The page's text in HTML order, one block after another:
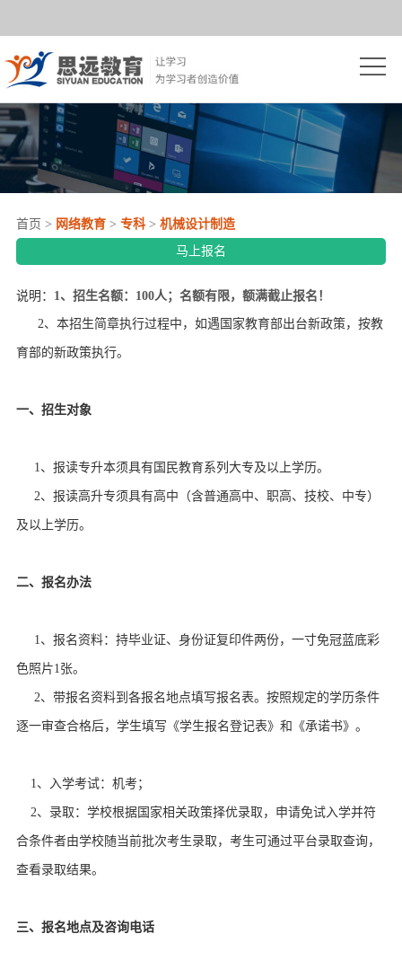
页
思
远
简
自
学
考
成
人
首页 > 网络教育> 专科> 机械设计制造
马上报名
说明： 1、招生名额：100人；名额有限，额满截止报名！
2、本招生简章执行过程中，如遇国家教育部出台新政策，按教
育部的新政策执行。
一、招生对象
1、报读专升本须具有国民教育系列大专及以上学历。
2、报读高升专须具有高中（含普通高中、职高、技校、中专）
及以上学历。
二、报名办法
1、报名资料：持毕业证、身份证复印件两份，一寸免冠蓝底彩
色照片1张。
2、带报名资料到各报名地点填写报名表。按照规定的学历条件
逐一审查合格后，学生填写《学生报名登记表》和《承诺书》。
1、入学考试：机考；
2、录取：学校根据国家相关政策择优录取，申请免试入学并符
合条件者由学校随当前批次考生录取，考生可通过平台录取查询，
查看录取结果。
三、 报名地点及咨询电话